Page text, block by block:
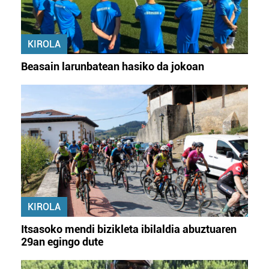
KIROLA
Beasain larunbatean hasiko da jokoan
KIROLA
Itsasoko mendi bizikleta ibilaldia abuztuaren
29an egingo dute